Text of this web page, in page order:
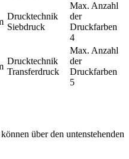
Drucktechnik
Siebdruck
Max. Anzahl
der
Druckfarben
4
Drucktechnik
Transferdruck
Max. Anzahl
der
Druckfarben
5
über den untenstehenden